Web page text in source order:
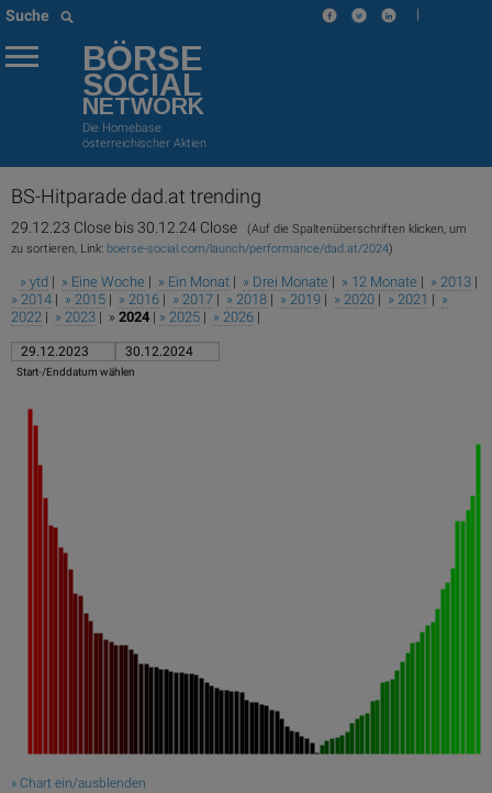
Suche |
BÖRSE
SOCIAL
NETWORK
Die Homebase
österreichischer Aktien
BS-Hitparade dad.at trending
29.12.23 Close bis 30.12.24 Close
(Auf die Spaltenüberschriften klicken, um
zu sortieren, Link: boerse-social.com/launch/performance/dad.at/2024)
» ytd | » Eine Woche | » Ein Monat | » Drei Monate | » 12 Monate | » 2013 |
» 2014 | » 2015 | » 2016 | » 2017 | » 2018 | » 2019 | » 2020 | » 2021 | »
2022 | » 2023 | » 2024 | » 2025 | » 2026 |
Start-/Enddatum wählen
» Chart ein/ausblenden